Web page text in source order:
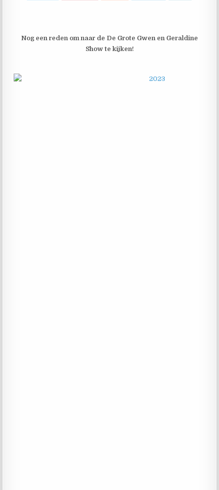
Nog een reden om naar de De Grote Gwen en Geraldine
Show te kijken!